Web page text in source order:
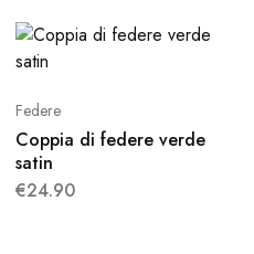
Federe
Coppia di federe verde
satin
€24.90